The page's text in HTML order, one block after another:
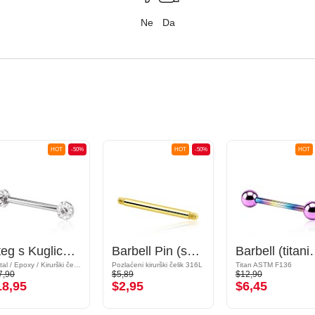
Ne Da
-50%
HOT
Uteg s Kuglicama s draguljima
-50%
HOT
Barbell Pin (surgical steel, gold, shiny finish)
Pozlaćeni kirurški čelik 316L
$5,89
$2,95
HOT
Barbell
Titan ASTM F136
$12,90
$6,45